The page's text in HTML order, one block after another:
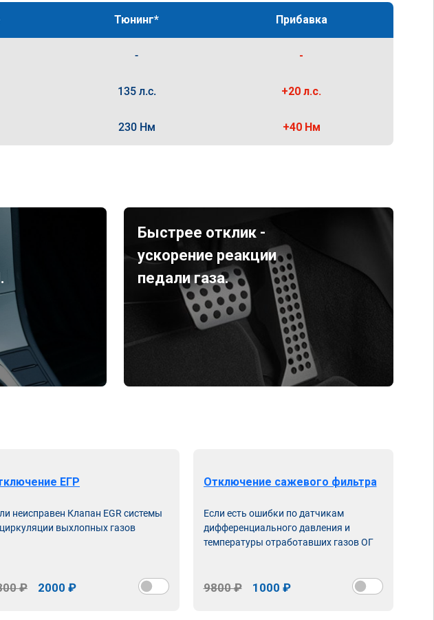
Тюнинг* Прибавка
- -
135 л.с. +20 л.с.
230 Нм +40 Нм
Быстрее отклик -
ускорение реакции
педали газа.
ЕГР
неисправен Клапан EGR системы
выхлопных газов
₽ 2000 ₽
Отключение сажевого фильтра
Если есть ошибки по датчикам
дифференциального давления и
температуры отработавших газов ОГ
9800 ₽ 1000 ₽